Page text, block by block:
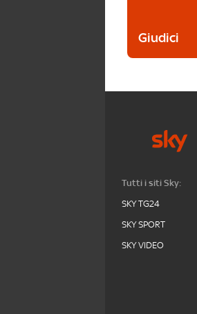
Giudici
Tutti i siti Sky:
SKY TG24
SKY SPORT
SKY VIDEO